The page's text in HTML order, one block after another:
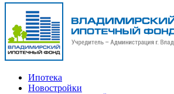
Ипотека
Новостройки